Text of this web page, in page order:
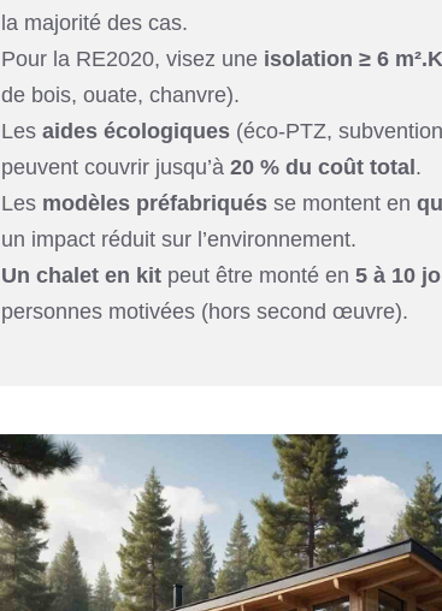
la majorité des cas.
Pour la RE2020, visez une isolation ≥ 6
de bois, ouate, chanvre).
Les aides écologiques (éco-PTZ,
peuvent couvrir jusqu’à 20 % du coût total.
Les modèles préfabriqués se montent en
un impact réduit sur l’environnement.
Un chalet en kit peut être monté en 5 à 10
personnes motivées (hors second œuvre).